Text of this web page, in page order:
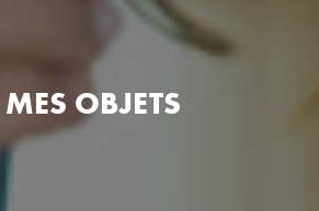
OBJETS